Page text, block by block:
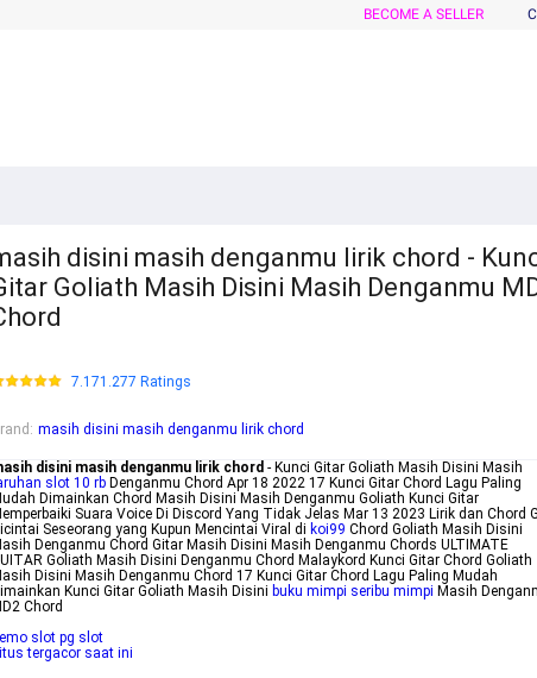
BECOME A SELLER
disini masih denganmu lirik chord -
Goliath Masih Disini Masih Denganmu
7.171.277 Ratings
: masih disini masih denganmu lirik chord
disini masih denganmu lirik chord - Kunci Gitar Goliath Masih Disini Masih
slot 10 rb Denganmu Chord Apr 18 2022 17 Kunci Gitar Chord Lagu Paling
Dimainkan Chord Masih Disini Masih Denganmu Goliath Kunci Gitar
Suara Voice Di Discord Yang Tidak Jelas Mar 13 2023 Lirik dan Chord
Seseorang yang Kupun Mencintai Viral di koi99 Chord Goliath Masih Disini
Denganmu Chord Gitar Masih Disini Masih Denganmu Chords ULTIMATE
Goliath Masih Disini Denganmu Chord Malaykord Kunci Gitar Chord Goliath
Disini Masih Denganmu Chord 17 Kunci Gitar Chord Lagu Paling Mudah
Kunci Gitar Goliath Masih Disini buku mimpi seribu mimpi Masih
Chord
slot pg slot
tergacor saat ini